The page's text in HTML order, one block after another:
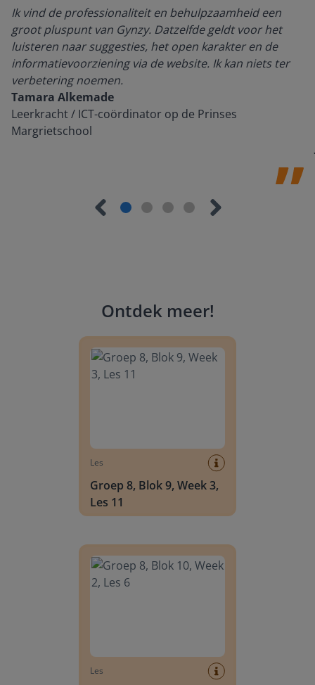
Ik vind de professionaliteit en behulpzaamheid een
groot pluspunt van Gynzy. Datzelfde geldt voor het
luisteren naar suggesties, het open karakter en de
informatievoorziening via de website. Ik kan niets ter
verbetering noemen.
Tamara Alkemade
Leerkracht / ICT-coördinator op de Prinses
Margrietschool
Ontdek meer!
Les
Groep 8, Blok 9, Week 3,
Les 11
Les